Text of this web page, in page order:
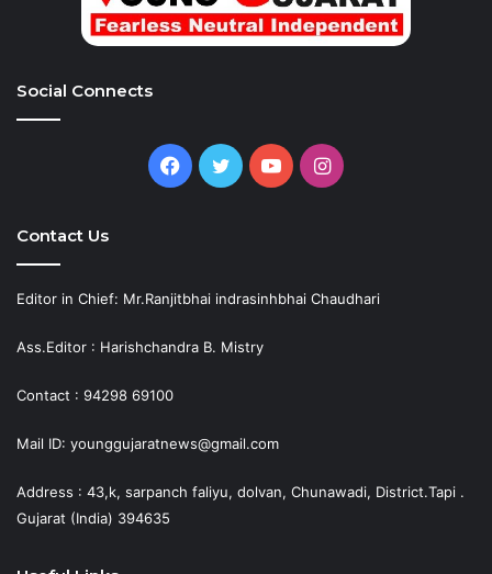
Social Connects
Facebook
TwitterYouTubeInstagram
Contact Us
Editor in Chief: Mr.Ranjitbhai indrasinhbhai Chaudhari
Ass.Editor : Harishchandra B. Mistry
Contact : 94298 69100
Mail ID: younggujaratnews@gmail.com
Address : 43,k, sarpanch faliyu, dolvan, Chunawadi, District.Tapi .
Gujarat (India) 394635